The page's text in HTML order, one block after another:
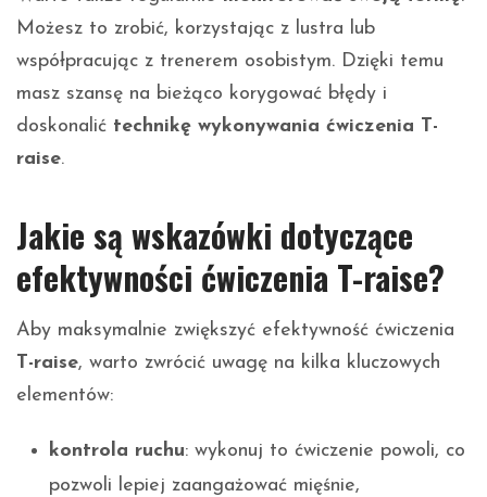
Możesz to zrobić, korzystając z lustra lub
współpracując z trenerem osobistym. Dzięki temu
masz szansę na bieżąco korygować błędy i
doskonalić technikę wykonywania ćwiczenia T-
raise.
Jakie są wskazówki dotyczące
efektywności ćwiczenia T-raise?
Aby maksymalnie zwiększyć efektywność ćwiczenia
T-raise, warto zwrócić uwagę na kilka kluczowych
elementów:
kontrola ruchu: wykonuj to ćwiczenie powoli, co
pozwoli lepiej zaangażować mięśnie,